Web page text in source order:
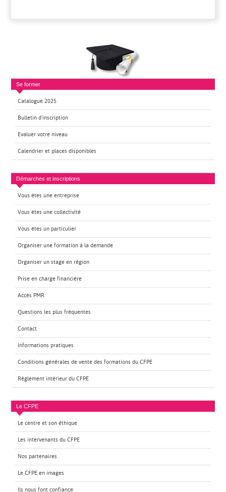
Se former
Catalogue 2025
Bulletin d’inscription
Evaluer votre niveau
Calendrier et places disponibles
Démarches et inscriptions
Vous êtes une entreprise
Vous êtes une collectivité
Vous êtes un particulier
Organiser une formation à la demande
Organiser un stage en région
Prise en charge financière
Accès PMR
Questions les plus fréquentes
Contact
Informations pratiques
Conditions générales de vente des formations du CFPE
Règlement intérieur du CFPE
Le CFPE
Le centre et son éthique
Les intervenants du CFPE
Nos partenaires
Le CFPE en images
Ils nous font confiance